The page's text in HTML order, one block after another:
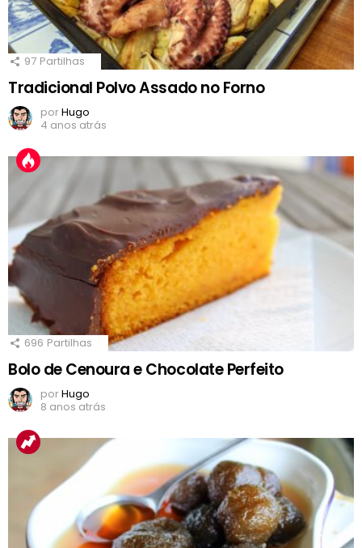
97 Partilhas
Tradicional Polvo Assado no Forno
porHugo
4 anos atrás
696 Partilhas
Bolo de Cenoura e Chocolate Perfeito
porHugo
8 anos atrás